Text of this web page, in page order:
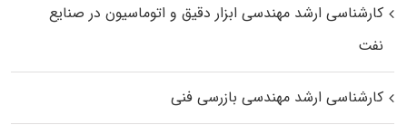
کارشناسی ارشد مهندسی ابزار دقیق و اتوماسیون در صنایع
نفت
کارشناسی ارشد مهندسی بازرسی فنی